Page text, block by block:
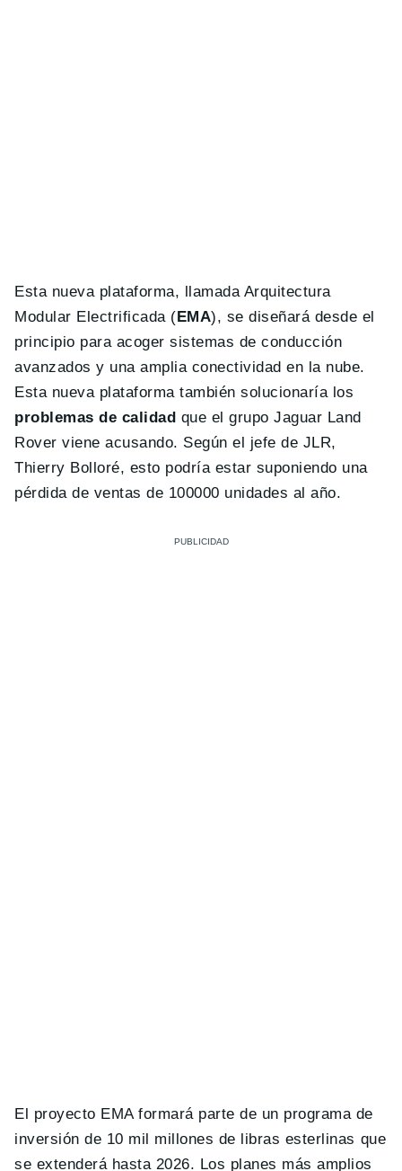
Esta nueva plataforma, llamada Arquitectura
Modular Electrificada ( EMA), se diseñará desde el
principio para acoger sistemas de conducción
avanzados y una amplia conectividad en la nube.
Esta nueva plataforma también solucionaría los
problemas de calidad que el grupo Jaguar Land
Rover viene acusando. Según el jefe de JLR,
Thierry Bolloré, esto podría estar suponiendo una
pérdida de ventas de 100000 unidades al año.
El proyecto EMA formará parte de un programa de
inversión de 10 mil millones de libras esterlinas que
se extenderá hasta 2026. Los planes más amplios